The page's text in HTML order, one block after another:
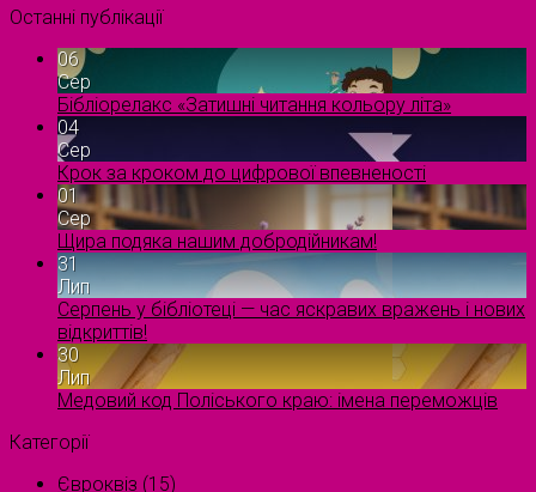
Останні публікації
06
Сер
Бібліорелакс «Затишні читання кольору літа»
04
Сер
Крок за кроком до цифрової впевненості
01
Сер
Щира подяка нашим добродійникам!
31
Лип
Серпень у бібліотеці — час яскравих вражень і нових
відкриттів!
30
Лип
Медовий код Поліського краю: імена переможців
Категорії
Євроквіз (15)